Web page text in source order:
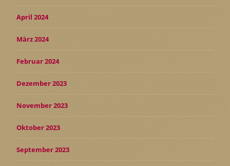
April 2024
März 2024
Februar 2024
Dezember 2023
November 2023
Oktober 2023
September 2023